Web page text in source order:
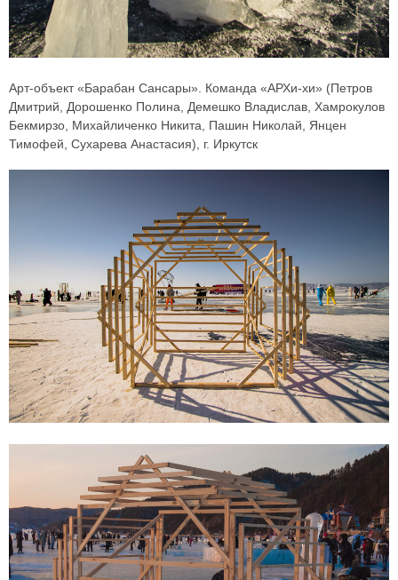
Арт-объект «Барабан Сансары». Команда «АРХи-хи» (Петров
Дмитрий, Дорошенко Полина, Демешко Владислав, Хамрокулов
Бекмирзо, Михайличенко Никита, Пашин Николай, Янцен
Тимофей, Сухарева Анастасия), г. Иркутск